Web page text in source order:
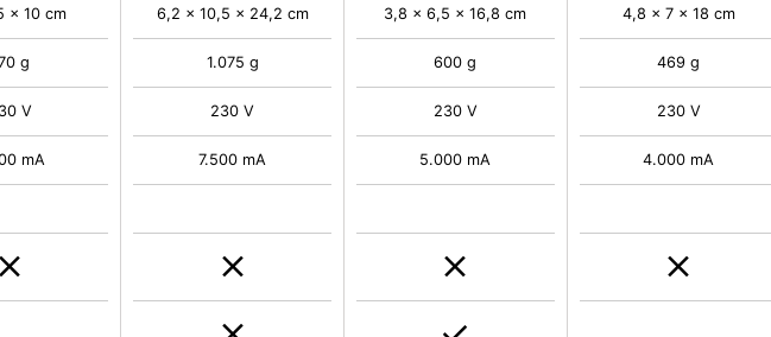
x 10 cm
g
V
mA
6,2 x 10,5 x 24,2 cm
1.075 g
230 V
7.500 mA
3,8 x 6,5 x 16,8 cm
600 g
230 V
5.000 mA
4,8 x 7 x 18 cm
469 g
230 V
4.000 mA